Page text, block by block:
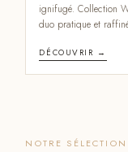
ignifugé. Collection
duo pratique et
DÉCOUVRIR →
NOTRE